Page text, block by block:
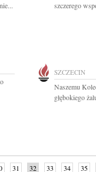
szczerego
SZCZECIN
Naszemu
głębokiego
31 32 33 34 35